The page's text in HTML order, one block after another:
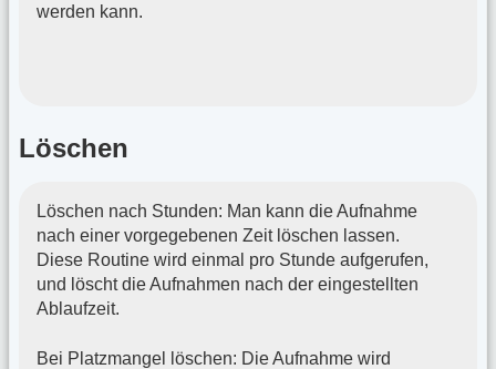
werden kann.
Löschen
Löschen nach Stunden: Man kann die Aufnahme
nach einer vorgegebenen Zeit löschen lassen.
Diese Routine wird einmal pro Stunde aufgerufen,
und löscht die Aufnahmen nach der eingestellten
Ablaufzeit.
Bei Platzmangel löschen: Die Aufnahme wird